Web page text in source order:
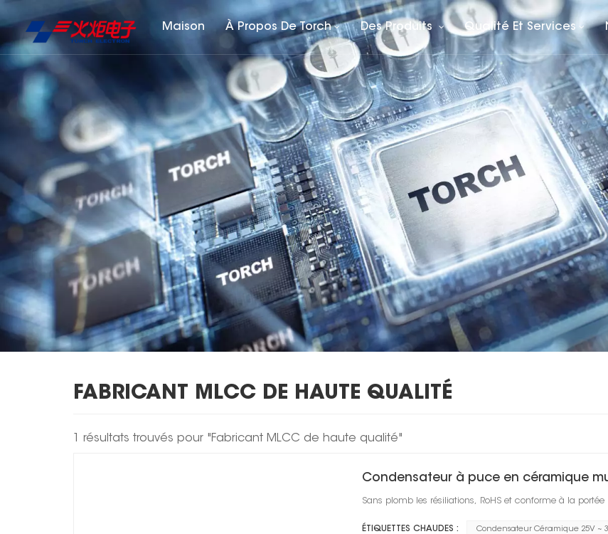
Maison À Propos De Torch Des Produits Qualité Et Services
FABRICANT MLCC DE HAUTE QUALITÉ
1 résultats trouvés pour "Fabricant MLCC de haute qualité"
Condensateur à puce en céramique
Sans plomb les résiliations, RoHS et conforme à la portée
ÉTIQUETTES CHAUDES : Condensateur Céramique 25V ~